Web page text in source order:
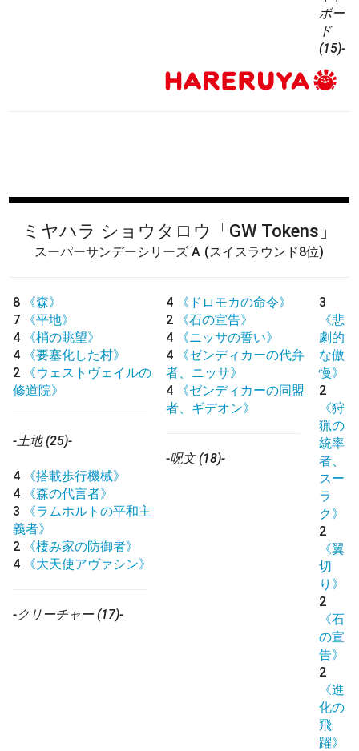
ボー
ド
(15)-
ミヤハラ ショウタロウ 「GW Tokens」
スーパーサンデーシリーズ A (スイスラウンド8位)
8
《森》
7
《平地》
4
《梢の眺望》
4
《要塞化した村》
2
《ウェストヴェイルの
修道院》
-土地 (25)-
4
《搭載歩行機械》
4
《森の代言者》
3
《ラムホルトの平和主
義者》
2
《棲み家の防御者》
4
《大天使アヴァシン》
-クリーチャー (17)-
4
《ドロモカの命令》
2
《石の宣告》
4
《ニッサの誓い》
4
《ゼンディカーの代弁
者、ニッサ》
4
《ゼンディカーの同盟
者、ギデオン》
-呪文 (18)-
3
《悲
劇的
な傲
慢》
2
《狩
猟の
統率
者、
スー
ラ
ク》
2
《翼
切
り》
2
《石
の宣
告》
2
《進
化の
飛
躍》